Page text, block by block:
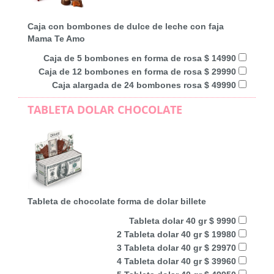
Caja con bombones de dulce de leche con faja
Mama Te Amo
Caja de 5 bombones en forma de rosa $ 14990
Caja de 12 bombones en forma de rosa $ 29990
Caja alargada de 24 bombones rosa $ 49990
TABLETA DOLAR CHOCOLATE
Tableta de chocolate forma de dolar billete
Tableta dolar 40 gr $ 9990
2 Tableta dolar 40 gr $ 19980
3 Tableta dolar 40 gr $ 29970
4 Tableta dolar 40 gr $ 39960